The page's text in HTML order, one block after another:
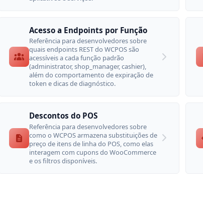
Acesso a Endpoints por Função
Referência para desenvolvedores sobre
quais endpoints REST do WCPOS são
acessíveis a cada função padrão
(administrator, shop_manager, cashier),
além do comportamento de expiração de
token e dicas de diagnóstico.
Descontos do POS
Referência para desenvolvedores sobre
como o WCPOS armazena substituições de
preço de itens de linha do POS, como elas
interagem com cupons do WooCommerce
e os filtros disponíveis.